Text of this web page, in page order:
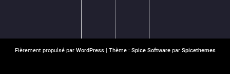
Fièrement propulsé par WordPress| Thème : Spice Softwarepar Spicethemes